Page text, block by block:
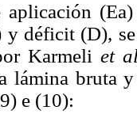
y déficit (D),
Karmeliet
lámina bruta
e (10):